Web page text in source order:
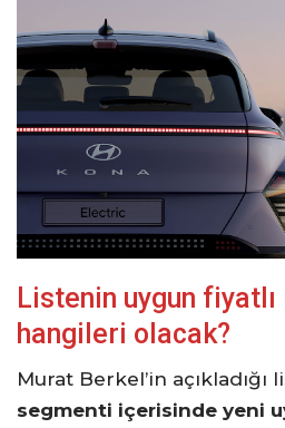
Listenin uygun
hangileri olacak?
Murat Berkel’in açıkladığı
segmenti içerisinde yeni